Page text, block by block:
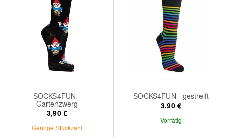
SOCKS4FUN -
Gartenzwerg
3,90 €
Geringe Stückzahl
SOCKS4FUN - gestreift
3,90 €
Vorrätig